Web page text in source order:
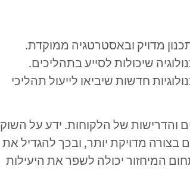
מדויק ובאסטרטגיה ממוקדת.
שיכולות לסייע בתהליכים.
חדשות שיביאו לייעול תהליכי
והדרישות של הלקוחות. ידע על השוק
מדויקת יותר, ובכך להגדיל את
המיחזור יכולה לשפר את היעילות